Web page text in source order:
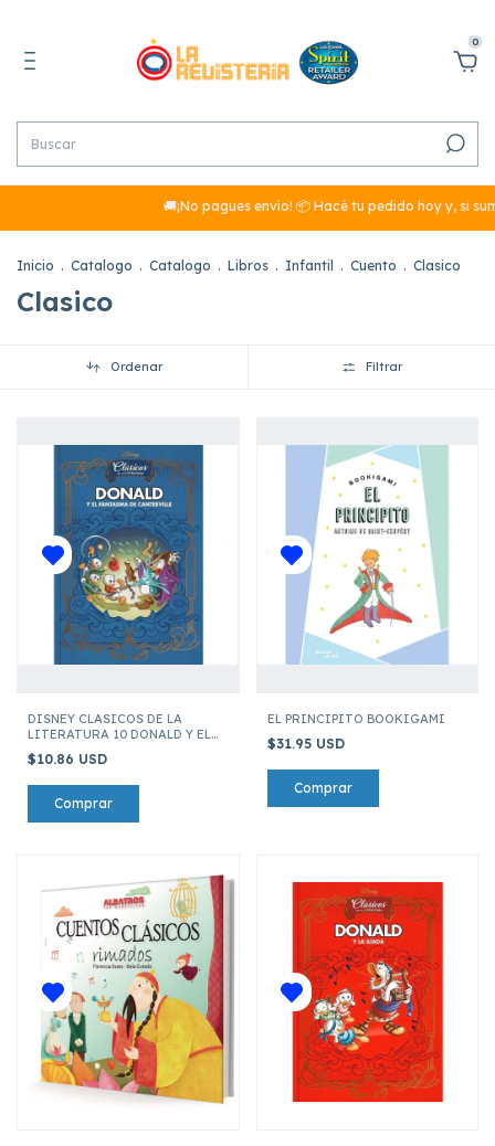
0
🚚¡No pagues envío! 📦 Hacé tu pedido hoy y, si sumás
Inicio . Catalogo . Catalogo . Libros . Infantil . Cuento . Clasico
Clasico
Ordenar Filtrar
DISNEY CLASICOS DE LA
LITERATURA 10 DONALD Y EL
$10.86 USD
EL PRINCIPITO BOOKIGAMI
$31.95 USD